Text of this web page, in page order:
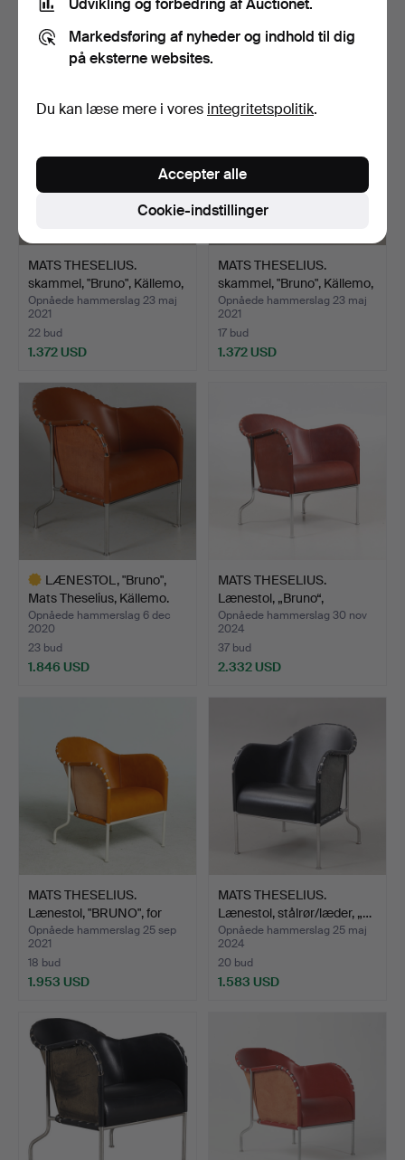
2.005 USD 2.057 USD
MATS THESELIUS.
skammel, "Bruno", Källemo,
…
Opnåede hammerslag 23 maj
2021
22 bud
1.372 USD
MATS THESELIUS.
skammel, "Bruno", Källemo,
…
Opnåede hammerslag 23 maj
2021
17 bud
1.372 USD
LÆNESTOL, "Bruno",
Mats Theselius, Källemo.
Opnåede hammerslag 6 dec
2020
23 bud
1.846 USD
MATS THESELIUS.
Lænestol, „Bruno“,
designe…
Opnåede hammerslag 30 nov
2024
37 bud
2.332 USD
MATS THESELIUS.
Lænestol, "BRUNO", for
Käl…
Opnåede hammerslag 25 sep
2021
18 bud
1.953 USD
MATS THESELIUS.
Lænestol, stålrør/læder, „…
Opnåede hammerslag 25 maj
2024
20 bud
1.583 USD
Udvikling og forbedring af Auctionet.
Markedsføring af nyheder og indhold til dig
på eksterne websites.
Du kan læse mere i vores integritetspolitik.
Cookie-indstillinger
Accepter alle